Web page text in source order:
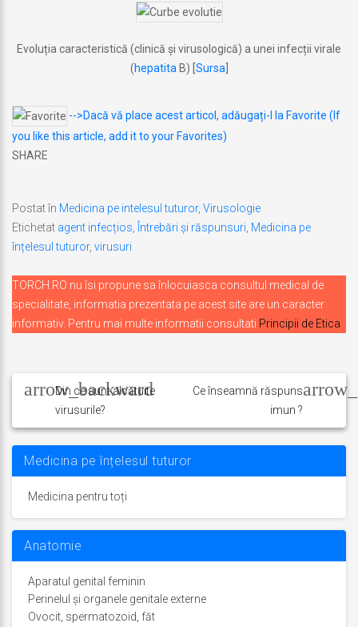
Evoluția caracteristică (clinică și virusologică) a unei infecții virale
(hepatita B) [Sursa]
-->Dacă vă place acest articol, adăugați-l la Favorite (If
you like this article, add it to your Favorites)
SHARE
Postat în Medicina pe intelesul tuturor, Virusologie
Etichetat agent infecțios, Întrebări și răspunsuri, Medicina pe
înțelesul tuturor, virusuri
TORCH.RO nu îsi propune sa înlocuiasca consultul medical de
specialitate, informatia prezentata pe acest site are un caracter
informativ. Pentru mai multe informatii consultati Principii de Etica
în
articole
Din ce sunt alcătuite
virusurile?
Ce înseamnă răspuns
imun ?
Medicina pe înțelesul tuturor
Medicina pentru toți
Anatomie
Aparatul genital feminin
Perinelul și organele genitale externe
Ovocit, spermatozoid, făt